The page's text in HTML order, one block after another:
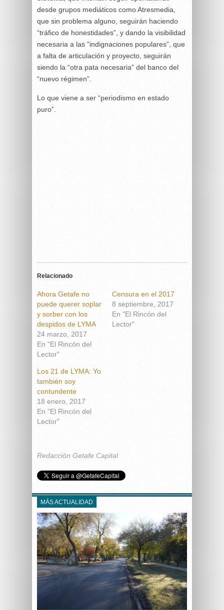
desde grupos mediáticos como Atresmedia,
que sin problema alguno, seguirán haciendo
“tráfico de honestidades”, y dando la visibilidad
necesaria a las “indignaciones populares”, que
a falta de articulación y proyecto, seguirán
siendo la “otra pata necesaria” del banco del
“nuevo régimen”.
Lo que viene a ser “periodismo en estado
puro”.
Relacionado
Ahora Getafe no
puede querer soplar
y sorber con los
despidos de LYMA
24 marzo, 2017
En "El Rincón del
Lector"
Censura en el 2017
8 septiembre, 2017
En "El Rincón del
Lector"
Los 21 de LYMA: Yo
también soy
contundente
18 enero, 2017
En "El Rincón del
Lector"
Redacción Getafe Capital
MÁS ACTUALIDAD